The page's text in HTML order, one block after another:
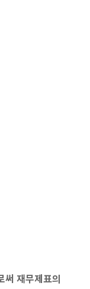
써 재무제표의